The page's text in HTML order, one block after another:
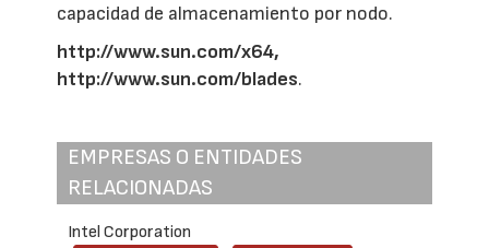
capacidad de almacenamiento por nodo.
http://www.sun.com/x64,
http://www.sun.com/blades.
EMPRESAS O ENTIDADES
RELACIONADAS
Intel Corporation